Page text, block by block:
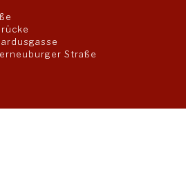
Straße